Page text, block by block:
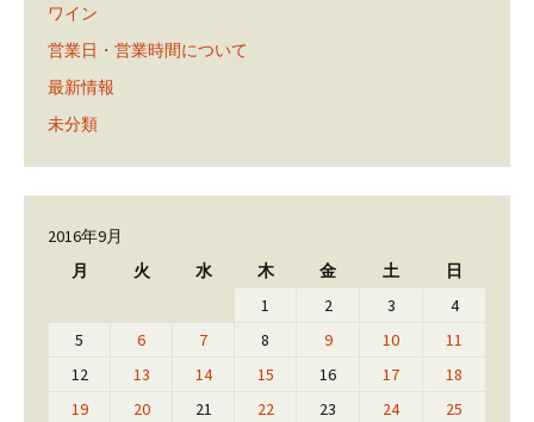
ワイン
営業日・営業時間について
最新情報
未分類
2016年9月
月
火 水 木 金 土 日
1 2 3
4
5
6 7 8 9 10
11
12
13 14 15 16 17
18
19
20 21 22 23 24
25